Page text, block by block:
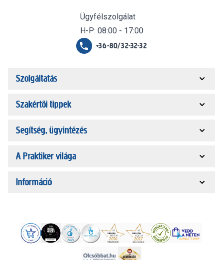
Ügyfélszolgálat
H-P: 08:00 - 17:00
+36-80/32-32-32
Szolgáltatás
Szakértői tippek
Segítség, ügyintézés
A Praktiker világa
Információ